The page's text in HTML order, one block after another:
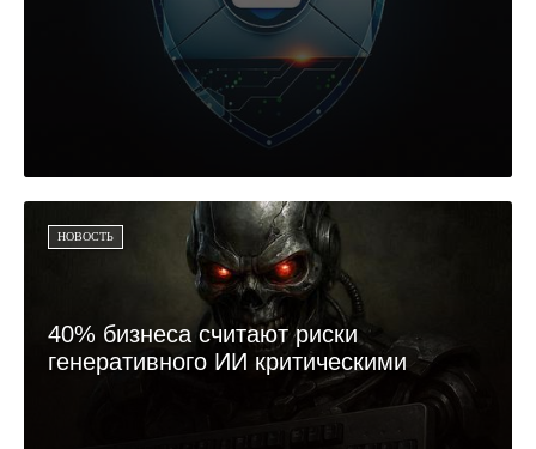
НОВОСТЬ
40% бизнеса считают риски
генеративного ИИ критическими